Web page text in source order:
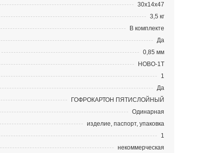
30х14х47
3,5 кг
В комплекте
Да
0,85 мм
HOBO-1T
1
Да
ГОФРОКАРТОН ПЯТИСЛОЙНЫЙ
Одинарная
изделие, паспорт, упаковка
1
некоммерческая